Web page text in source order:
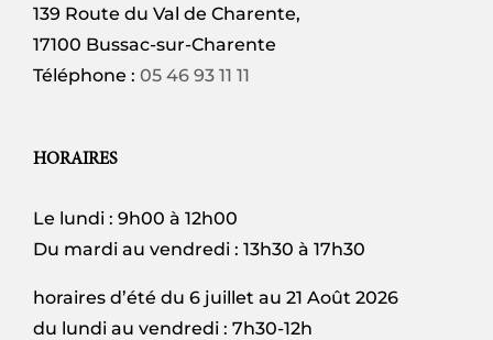
139 Route du Val de Charente,
17100 Bussac-sur-Charente
Téléphone : 05 46 93 11 11
HORAIRES
Le lundi : 9h00 à 12h00
Du mardi au vendredi : 13h30 à 17h30
horaires d’été du 6 juillet au 21 Août 2026
du lundi au vendredi : 7h30-12h